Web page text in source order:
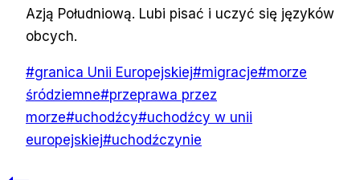
Azją Południową. Lubi pisać i uczyć się języków
obcych.
Tagi
wpisu:
#granica Unii Europejskiej#migracje#morze
śródziemne#przeprawa przez
morze#uchodźcy#uchodźcy w unii
europejskiej#uchodźczynie